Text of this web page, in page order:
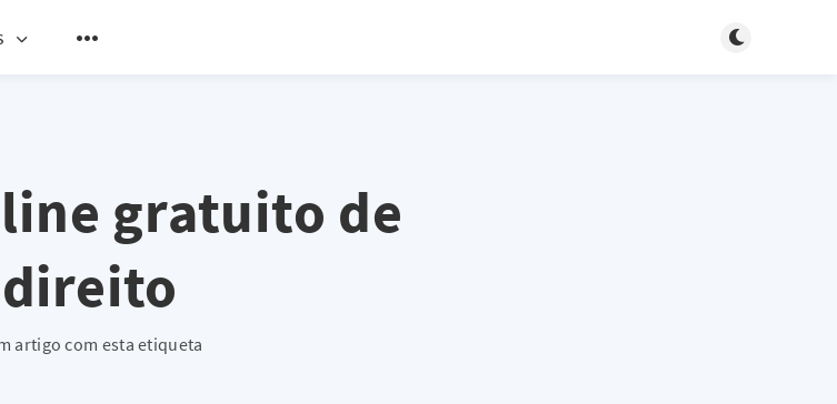
Toggle dark
gratuito de
direito
artigo com esta etiqueta